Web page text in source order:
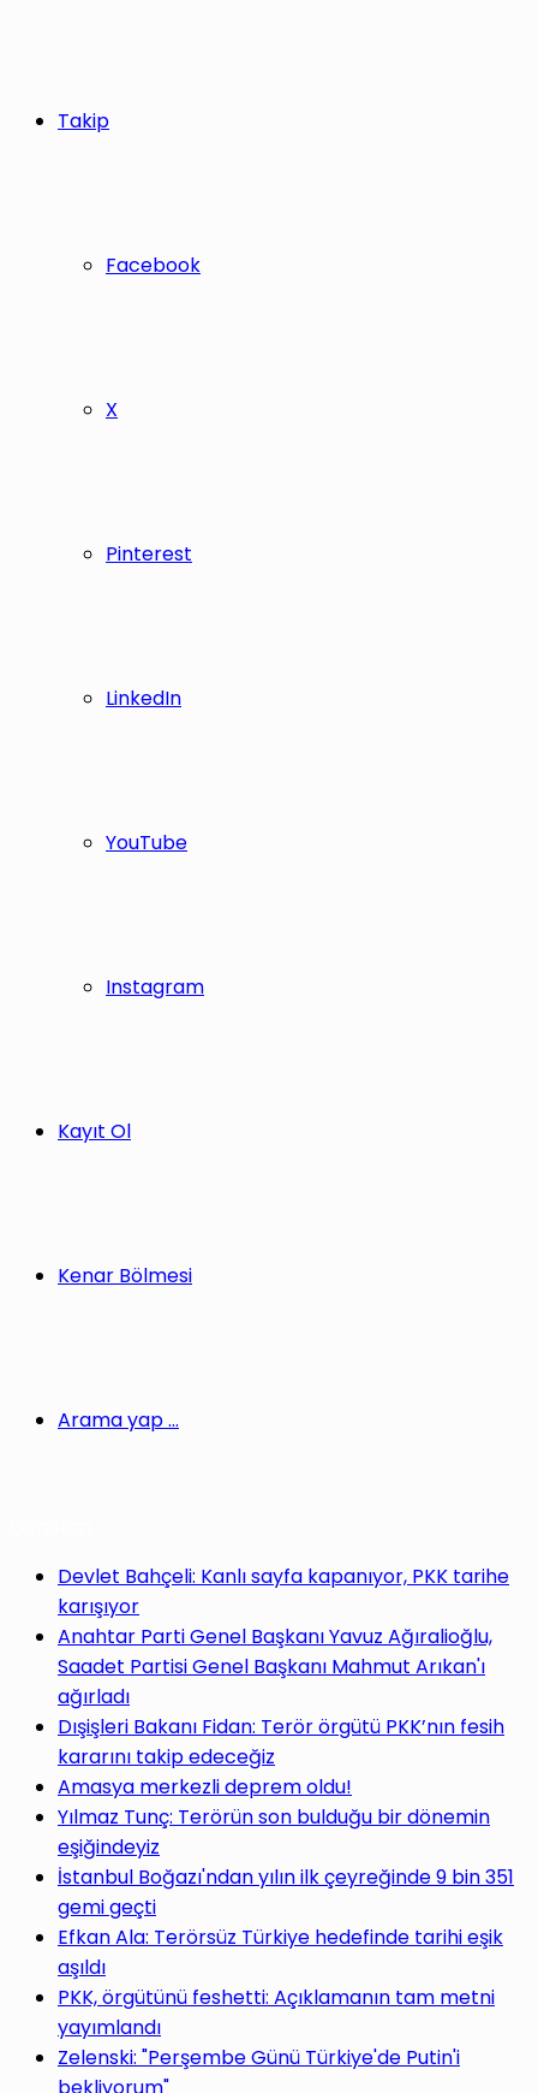
Takip
Facebook
X
Pinterest
LinkedIn
YouTube
Instagram
Kayıt Ol
Kenar Bölmesi
Arama yap ...
Devlet Bahçeli: Kanlı sayfa kapanıyor, PKK tarihe
karışıyor
Anahtar Parti Genel Başkanı Yavuz Ağıralioğlu,
Saadet Partisi Genel Başkanı Mahmut Arıkan'ı
ağırladı
Dışişleri Bakanı Fidan: Terör örgütü PKK’nın fesih
kararını takip edeceğiz
Amasya merkezli deprem oldu!
Yılmaz Tunç: Terörün son bulduğu bir dönemin
eşiğindeyiz
İstanbul Boğazı'ndan yılın ilk çeyreğinde 9 bin 351
gemi geçti
Efkan Ala: Terörsüz Türkiye hedefinde tarihi eşik
aşıldı
PKK, örgütünü feshetti: Açıklamanın tam metni
yayımlandı
Zelenski: "Perşembe Günü Türkiye'de Putin'i